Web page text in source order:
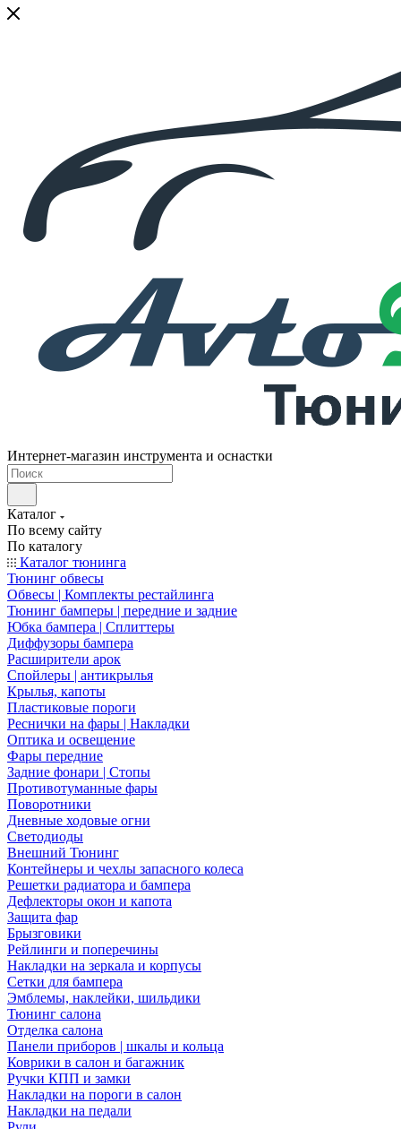
Интернет-магазин инструмента и оснастки
Каталог
По всему сайту
По каталогу
Каталог тюнинга
Тюнинг обвесы
Обвесы | Комплекты рестайлинга
Тюнинг бамперы | передние и задние
Юбка бампера | Сплиттеры
Диффузоры бампера
Расширители арок
Спойлеры | антикрылья
Крылья, капоты
Пластиковые пороги
Реснички на фары | Накладки
Оптика и освещение
Фары передние
Задние фонари | Стопы
Противотуманные фары
Поворотники
Дневные ходовые огни
Светодиоды
Внешний Тюнинг
Контейнеры и чехлы запасного колеса
Решетки радиатора и бампера
Дефлекторы окон и капота
Защита фар
Брызговики
Рейлинги и поперечины
Накладки на зеркала и корпусы
Сетки для бампера
Эмблемы, наклейки, шильдики
Тюнинг салона
Отделка салона
Панели приборов | шкалы и кольца
Коврики в салон и багажник
Ручки КПП и замки
Накладки на пороги в салон
Накладки на педали